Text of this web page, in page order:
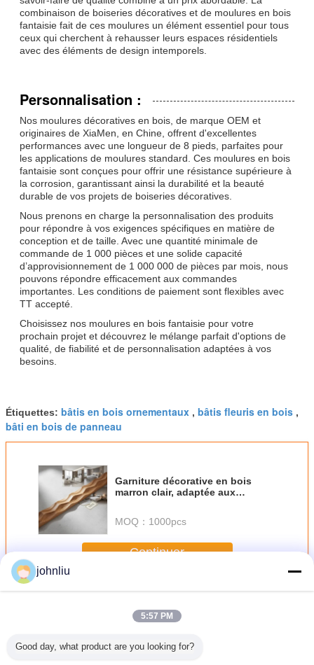
combinaison de boiseries décoratives et de moulures en bois
fantaisie fait de ces moulures un élément essentiel pour tous
ceux qui cherchent à rehausser leurs espaces résidentiels
avec des éléments de design intemporels.
Personnalisation :
Nos moulures décoratives en bois, de marque OEM et
originaires de XiaMen, en Chine, offrent d'excellentes
performances avec une longueur de 8 pieds, parfaites pour
les applications de moulures standard. Ces moulures en bois
fantaisie sont conçues pour offrir une résistance supérieure à
la corrosion, garantissant ainsi la durabilité et la beauté
durable de vos projets de boiseries décoratives.
Nous prenons en charge la personnalisation des produits
pour répondre à vos exigences spécifiques en matière de
conception et de taille. Avec une quantité minimale de
commande de 1 000 pièces et une solide capacité
d’approvisionnement de 1 000 000 de pièces par mois, nous
pouvons répondre efficacement aux commandes
importantes. Les conditions de paiement sont flexibles avec
TT accepté.
Choisissez nos moulures en bois fantaisie pour votre
prochain projet et découvrez le mélange parfait d'options de
qualité, de fiabilité et de personnalisation adaptées à vos
besoins.
Étiquettes: bâtis en bois ornementaux , bâtis fleuris en bois ,
bâti en bois de panneau
Garniture décorative en bois
marron clair, adaptée aux
hôtelière
MOQ： 1000pcs
Continuer
PlusBâtis en bois décoratifs
johnliu
5:57 PM
Good day, what product are you looking for?